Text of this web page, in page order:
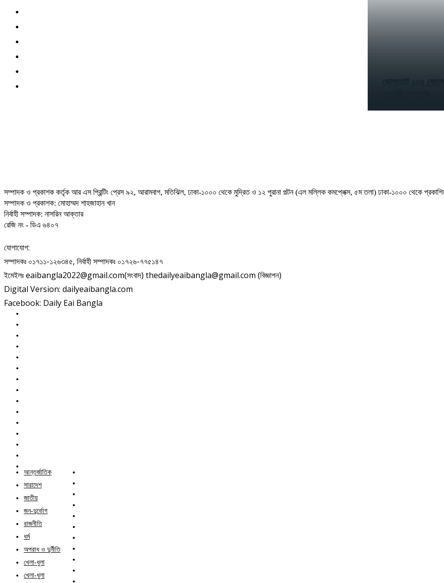
সম্পাদক ও প্রকাশক কর্তৃক আর এস প্রিন্টিং প্রেস ৯২, আরামবাগ, মতিঝিল, ঢাকা-১০০০ থেকে মুদ্রিত ও ১২ পুরানা পল্টন (এল মল্লিক কমপ্লেক্স, ৫ম তলা) ঢাকা-১০০০ থেকে
সম্পাদক ও প্রকাশক: মোহাম্মদ শাহজাহান খান
নির্বাহী সম্পাদক: নাসরিন আক্তার
রেজি নং - ডিএ ৬৪০৭
যোগাযোগ:
সম্পাদকঃ ০১৭১১-১২৬৩৪৫, নির্বাহী সম্পাদকঃ ০১৭২৬-৭৭৫১৪৭
ইমেইলঃ eaibangla2022@gmail.com(সংবাদ) thedailyeaibangla@gmail.com (বিজ্ঞাপন)
Digital Version: dailyeaibangla.com
Facebook: Daily Eai Bangla
আন্তর্জাতিক
সারাদেশ
জাতীয়
জন-দুর্ভোগ
রাজনীতি
ধর্ম
অপরাধ ও দুর্নীতি
খেলা-ধুলা
খেলা-ধুলা